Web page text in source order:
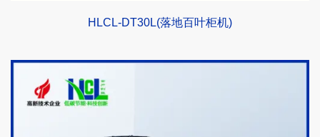
HLCL-DT30L(落地百叶柜机)